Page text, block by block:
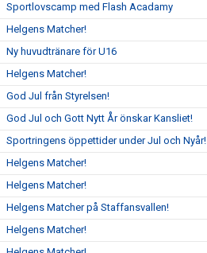
Sportlovscamp med Flash Acadamy
Helgens Matcher!
Ny huvudtränare för U16
Helgens Matcher!
God Jul från Styrelsen!
God Jul och Gott Nytt År önskar Kansliet!
Sportringens öppettider under Jul och Nyår!
Helgens Matcher!
Helgens Matcher!
Helgens Matcher på Staffansvallen!
Helgens Matcher!